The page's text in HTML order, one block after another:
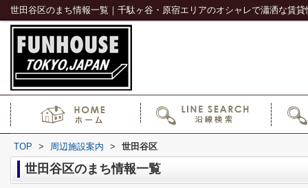
世田谷区のまち情報一覧｜千駄ヶ谷・原宿エリアのオシャレで瀟洒な賃
TOP > 周辺施設案内 > 世田谷区
世田谷区のまち情報一覧